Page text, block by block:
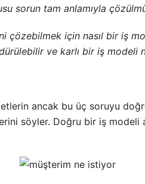
sorun tam anlamıyla
çözebilmek için nasıl bir iş
ve karlı bir iş modeli
ancak bu üç soruyu
söyler. Doğru bir iş modeli